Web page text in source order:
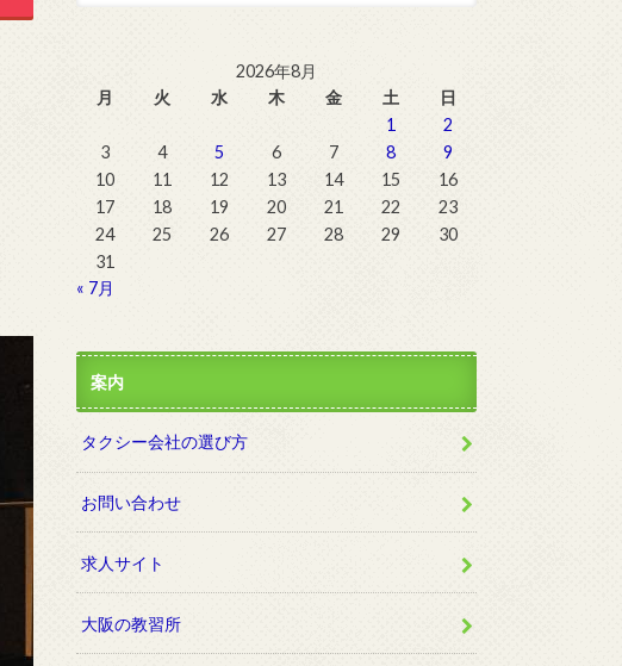
2026年8月
月
火 水 木 金 土
日
1
2
3
4 5 6 7 8
9
10
11 12 13 14 15
16
17
18 19 20 21 22
23
24
25 26 27 28 29
30
31
« 7月
案内
タクシー会社の選び方
お問い合わせ
求人サイト
大阪の教習所